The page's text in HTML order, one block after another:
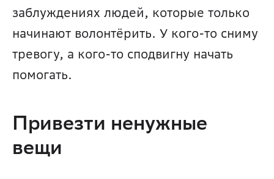
заблуждениях людей, которые только
начинают волонтёрить. У кого-то сниму
тревогу, а кого-то сподвигну начать
помогать.
Привезти ненужные
вещи